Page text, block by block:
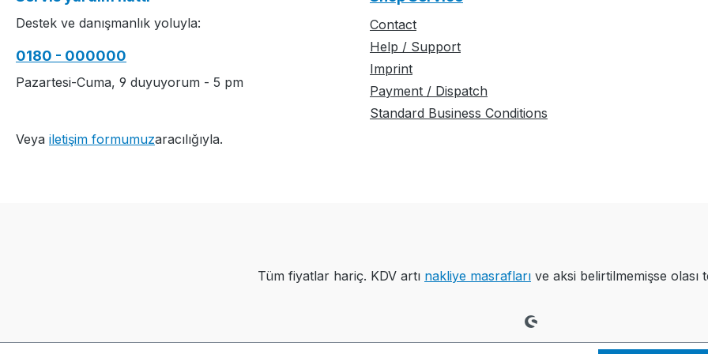
................................................
................................................
S1 Software-Version:
V.002.006.000
............................................Y
Destek ve danışmanlık yoluyla:
0180 - 000000
Pazartesi-Cuma, 9 duyuyorum - 5 pm
Veya iletişim formumuzaracılığıyla.
Contact
Help / Support
Imprint
Payment / Dispatch
Standard Business Conditions
Tüm fiyatlar hariç. KDV artı nakliye masrafları ve aksi belirtilmemişse olası